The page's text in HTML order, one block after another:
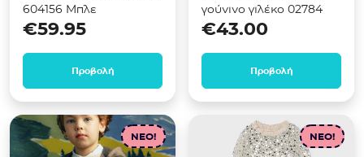
604156 Μπλε
€59.95
Προβολή
γούνινο γιλέκο 02784
€43.00
Προβολή
NEO! NEO!